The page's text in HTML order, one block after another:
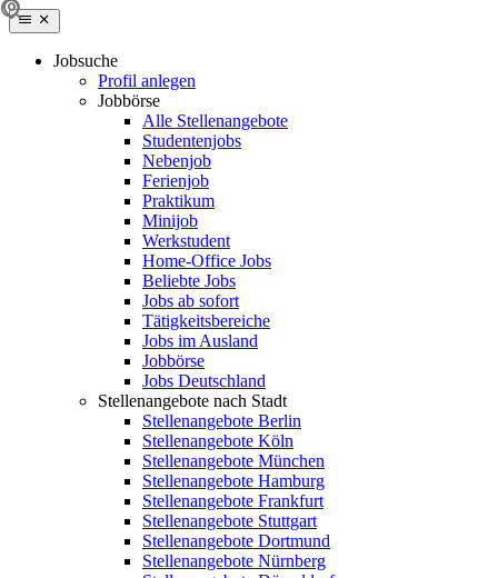
Jobsuche
Profil anlegen
Jobbörse
Alle Stellenangebote
Studentenjobs
Nebenjob
Ferienjob
Praktikum
Minijob
Werkstudent
Home-Office Jobs
Beliebte Jobs
Jobs ab sofort
Tätigkeitsbereiche
Jobs im Ausland
Jobbörse
Jobs Deutschland
Stellenangebote nach Stadt
Stellenangebote Berlin
Stellenangebote Köln
Stellenangebote München
Stellenangebote Hamburg
Stellenangebote Frankfurt
Stellenangebote Stuttgart
Stellenangebote Dortmund
Stellenangebote Nürnberg